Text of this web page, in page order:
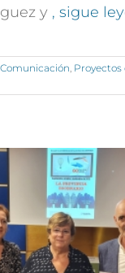
y , sigue
Comunicación